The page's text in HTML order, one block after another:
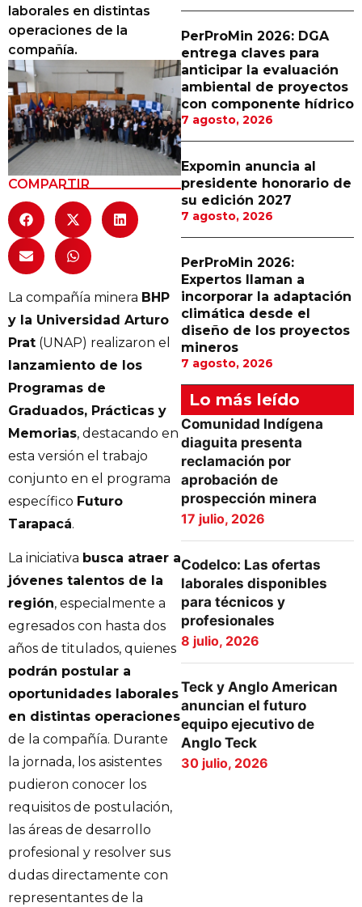
Calendario de Eventos
Revistas Digital
Siguenos
laborales en distintas
operaciones de la
compañía.
COMPARTIR
La compañía minera BHP
y la Universidad Arturo
Prat (UNAP) realizaron el
lanzamiento de los
Programas de
Graduados, Prácticas y
Memorias, destacando en
esta versión el trabajo
conjunto en el programa
específico Futuro
Tarapacá.
La iniciativa busca atraer a
jóvenes talentos de la
región, especialmente a
egresados con hasta dos
años de titulados, quienes
podrán postular a
oportunidades laborales
en distintas operaciones
de la compañía. Durante
la jornada, los asistentes
pudieron conocer los
requisitos de postulación,
las áreas de desarrollo
profesional y resolver sus
dudas directamente con
representantes de la
PerProMin 2026: DGA
entrega claves para
anticipar la evaluación
ambiental de proyectos
con componente hídrico
7 agosto, 2026
Expomin anuncia al
presidente honorario de
su edición 2027
7 agosto, 2026
PerProMin 2026:
Expertos llaman a
incorporar la adaptación
climática desde el
diseño de los proyectos
mineros
7 agosto, 2026
Lo más leído
Comunidad Indígena
diaguita presenta
reclamación por
aprobación de
prospección minera
17 julio, 2026
Codelco: Las ofertas
laborales disponibles
para técnicos y
profesionales
8 julio, 2026
Teck y Anglo American
anuncian el futuro
equipo ejecutivo de
Anglo Teck
30 julio, 2026